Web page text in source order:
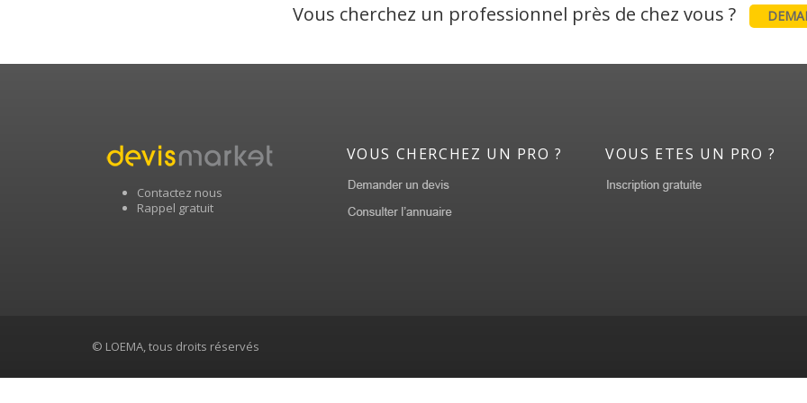
Vous cherchez un professionnel près de chez vous ?
Contactez nous
Rappel gratuit
VOUS CHERCHEZ UN PRO ? VOUS ETES UN PRO ?
© LOEMA, tous droits réservés